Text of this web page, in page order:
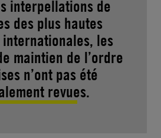
interpellations de
des plus hautes
les
maintien de l’ordre
n’ont pas été
revues.